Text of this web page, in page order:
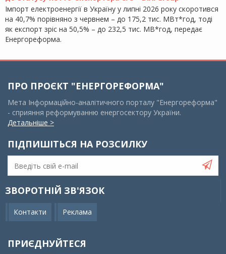
Імпорт електроенергії в Україну у липні 2026 року скоротився
на 40,7% порівняно з червнем – до 175,2 тис. МВт*год, тоді
як експорт зріс на 50,5% – до 232,5 тис. МВ*год, передає
Енергореформа.
ПРО ПРОЄКТ "ЕНЕРГОРЕФОРМА"
Мета Інформаційно-аналітичного порталу "Енергореформа"
- сприяння реформуванню енергосектору України.
Детальніше >
ПІДПИШІТЬСЯ НА РОЗСИЛКУ
ЗВОРОТНІЙ ЗВ'ЯЗОК
Контакти Реклама
ПРИЄДНУЙТЕСЯ